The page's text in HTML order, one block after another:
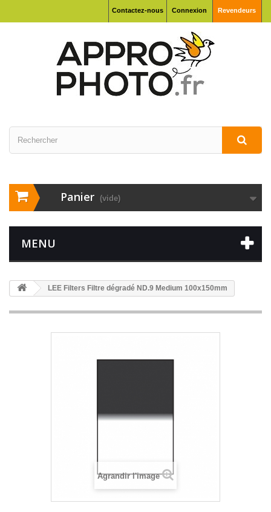
Connexion Revendeurs
Contactez-nous
Panier (vide)
MENU
LEE Filters Filtre dégradé ND.9 Medium 100x150mm
Agrandir l'image